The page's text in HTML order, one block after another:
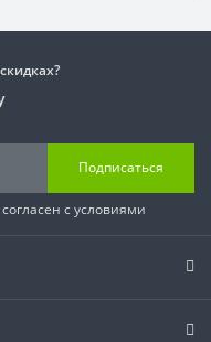
Подписаться
с условиями